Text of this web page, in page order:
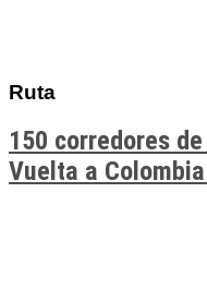
Ruta
150 corredores
Vuelta a